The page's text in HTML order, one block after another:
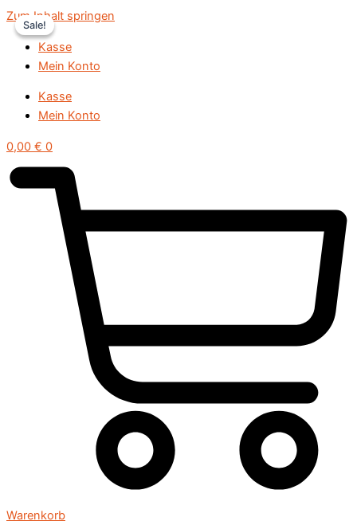
Zum Inhalt springen
Kasse
Mein Konto
Kasse
Mein Konto
0,00 € 0
Warenkorb
Sale!
Sale!